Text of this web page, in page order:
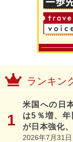
ランキン
米国への日
は5％増、
が日本強化
2026年7月31日